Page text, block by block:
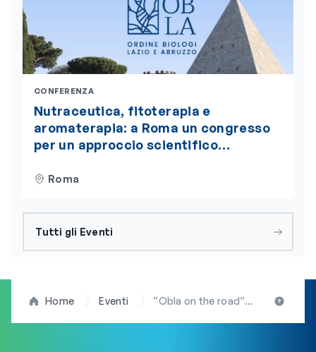
CONFERENZA
Nutraceutica, fitoterapia e
aromaterapia: a Roma un congresso
per un approccio scientifico
Roma
Tutti gli Eventi
Home Eventi “Obla on the road”: il 7 giugno, a Pescara, la terza tappa del ciclo d’incontri itineranti organizzato dall’Ordine dei Biologi del Lazio e dell’Abruzzo